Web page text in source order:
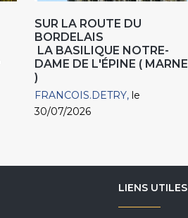
SUR LA ROUTE DU
BORDELAIS
LA BASILIQUE NOTRE-
DAME DE L'ÉPINE ( MARNE
)
FRANCOIS.DETRY le
30/07/2026
LIENS UTILES